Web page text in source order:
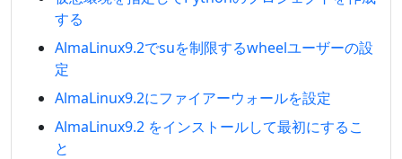
する
AlmaLinux9.2でsuを制限するwheelユーザーの設
定
AlmaLinux9.2にファイアーウォールを設定
AlmaLinux9.2 をインストールして最初にするこ
と